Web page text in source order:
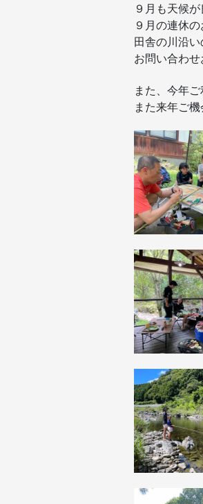
９月も天候
９月の連休
田舎の川沿
お問い合わせ
また、今年
また来年ご